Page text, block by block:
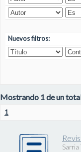
Nuevos filtros:
Mostrando 1 de un
1
Sarria